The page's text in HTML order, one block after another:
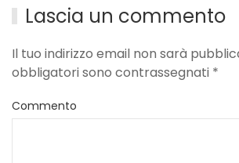
Lascia un commento
Il tuo indirizzo email non sarà
obbligatori sono contrassegnati *
Commento